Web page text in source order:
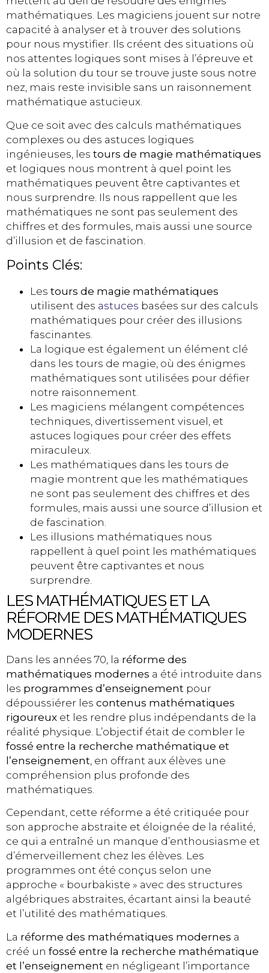
mathématiques. Les magiciens jouent sur notre
capacité à analyser et à trouver des solutions
pour nous mystifier. Ils créent des situations où
nos attentes logiques sont mises à l’épreuve et
où la solution du tour se trouve juste sous notre
nez, mais reste invisible sans un raisonnement
mathématique astucieux.
Que ce soit avec des calculs mathématiques
complexes ou des astuces logiques
ingénieuses, les tours de magie mathématiques
et logiques nous montrent à quel point les
mathématiques peuvent être captivantes et
nous surprendre. Ils nous rappellent que les
mathématiques ne sont pas seulement des
chiffres et des formules, mais aussi une source
d’illusion et de fascination.
Points Clés:
Les tours de magie mathématiques
utilisent des astuces basées sur des calculs
mathématiques pour créer des illusions
fascinantes.
La logique est également un élément clé
dans les tours de magie, où des énigmes
mathématiques sont utilisées pour défier
notre raisonnement.
Les magiciens mélangent compétences
techniques, divertissement visuel, et
astuces logiques pour créer des effets
miraculeux.
Les mathématiques dans les tours de
magie montrent que les mathématiques
ne sont pas seulement des chiffres et des
formules, mais aussi une source d’illusion et
de fascination.
Les illusions mathématiques nous
rappellent à quel point les mathématiques
peuvent être captivantes et nous
surprendre.
LES MATHÉMATIQUES ET LA
RÉFORME DES MATHÉMATIQUES
MODERNES
Dans les années 70, la réforme des
mathématiques modernes a été introduite dans
les programmes d’enseignement pour
dépoussiérer les contenus mathématiques
rigoureux et les rendre plus indépendants de la
réalité physique. L’objectif était de combler le
fossé entre la recherche mathématique et
l’enseignement, en offrant aux élèves une
compréhension plus profonde des
mathématiques.
Cependant, cette réforme a été critiquée pour
son approche abstraite et éloignée de la réalité,
ce qui a entraîné un manque d’enthousiasme et
d’émerveillement chez les élèves. Les
programmes ont été conçus selon une
approche « bourbakiste » avec des structures
algébriques abstraites, écartant ainsi la beauté
et l’utilité des mathématiques.
La réforme des mathématiques modernes a
créé un fossé entre la recherche mathématique
et l’enseignement en négligeant l’importance